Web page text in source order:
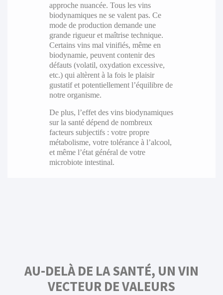
approche nuancée. Tous les vins
biodynamiques ne se valent pas. Ce
mode de production demande une
grande rigueur et maîtrise technique.
Certains vins mal vinifiés, même en
biodynamie, peuvent contenir des
défauts (volatil, oxydation excessive,
etc.) qui altèrent à la fois le plaisir
gustatif et potentiellement l’équilibre de
notre organisme.
De plus, l’effet des vins biodynamiques
sur la santé dépend de nombreux
facteurs subjectifs : votre propre
métabolisme, votre tolérance à l’alcool,
et même l’état général de votre
microbiote intestinal.
AU-DELÀ DE LA SANTÉ, UN VIN
VECTEUR DE VALEURS